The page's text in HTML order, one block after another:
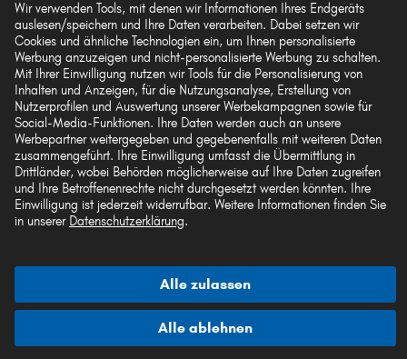
Die hier dargestellten Daten, insbesondere die gesamte Datenbank, dürfen nicht
vervielfältigt werden. Die Vervielfältigung und Verbreitung der Daten und der
Datenbank ohne vorherige Einwilligung von TecAlliance und/oder die
Einbeziehung Dritter in solche Aktivitäten ist streng verboten. Jegliche
unautorisierte Nutzung von Inhalten stellt eine Verletzung des Urheberrechts dar
und kann rechtliche Schritte nach sich ziehen.
Vertrag widerrufen
© 2026 kfzteile24 GmbH - Alle Rechte vorbehalten.
¹„Gratis Versand“ oder „ohne Versandkosten“ entsprechen dem Wegfall der
deutschen Versandkostenpauschale von 6,90 €.
Wir verwenden Tools, mit denen wir Informationen Ihres Endgeräts
auslesen/speichern und Ihre Daten verarbeiten. Dabei setzen wir
Cookies und ähnliche Technologien ein, um Ihnen personalisierte
Werbung anzuzeigen und nicht-personalisierte Werbung zu schalten.
Mit Ihrer Einwilligung nutzen wir Tools für die Personalisierung von
Inhalten und Anzeigen, für die Nutzungsanalyse, Erstellung von
Nutzerprofilen und Auswertung unserer Werbekampagnen sowie für
Social-Media-Funktionen. Ihre Daten werden auch an unsere
Werbepartner weitergegeben und gegebenenfalls mit weiteren Daten
zusammengeführt. Ihre Einwilligung umfasst die Übermittlung in
Drittländer, wobei Behörden möglicherweise auf Ihre Daten zugreifen
und Ihre Betroffenenrechte nicht durchgesetzt werden könnten. Ihre
Einwilligung ist jederzeit widerrufbar. Weitere Informationen finden Sie
in unserer Datenschutzerklärung.
Alle zulassen
Alle ablehnen